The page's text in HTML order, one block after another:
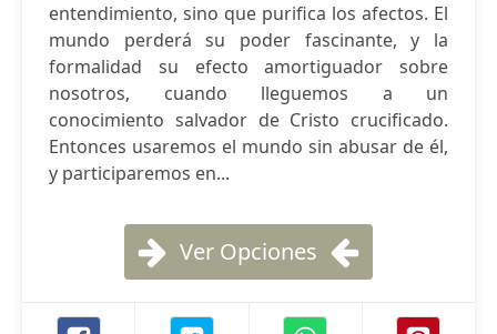
entendimiento, sino que purifica los afectos. El
mundo perderá su poder fascinante, y la
formalidad su efecto amortiguador sobre
nosotros, cuando lleguemos a un
conocimiento salvador de Cristo crucificado.
Entonces usaremos el mundo sin abusar de él,
y participaremos en...
Ver Opciones